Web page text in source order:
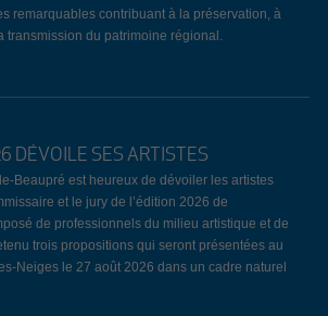
remarquables contribuant à la préservation, à
transmission du patrimoine régional.
DÉVOILE SES ARTISTES
Beaupré est heureux de dévoiler les artistes
et le jury de l’édition 2026 de
de professionnels du milieu artistique et de
trois propositions qui seront présentées au
Neiges le 27 août 2026 dans un cadre naturel